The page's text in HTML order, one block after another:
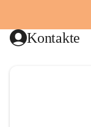
Kontakte